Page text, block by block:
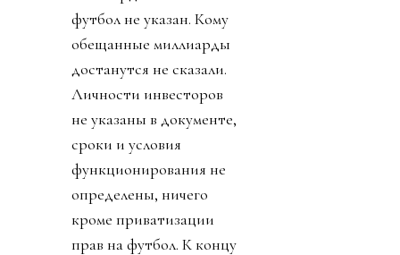
футбол не указан. Кому
обещанные миллиарды
достанутся не сказали.
Личности инвесторов
не указаны в документе,
сроки и условия
функционирования не
определены, ничего
кроме приватизации
прав на футбол. К концу